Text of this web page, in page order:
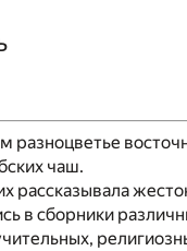
разноцветье
чаш.
рассказывала
в сборники